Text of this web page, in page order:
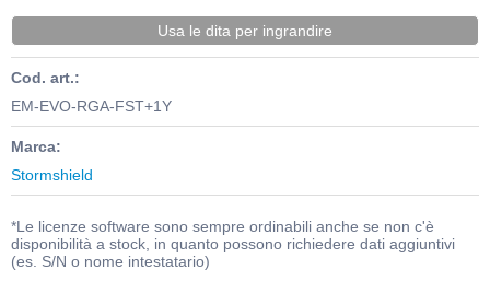
Usa le dita per ingrandire
Cod. art.:
EM-EVO-RGA-FST+1Y
Marca:
Stormshield
*Le licenze software sono sempre ordinabili anche se non c'è
disponibilità a stock, in quanto possono richiedere dati aggiuntivi
(es. S/N o nome intestatario)